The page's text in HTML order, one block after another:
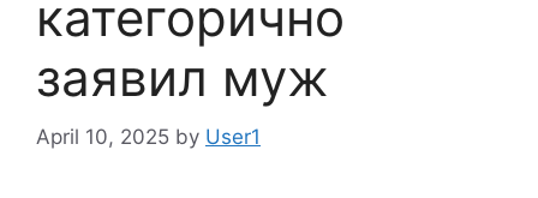
категорично
заявил муж
April 10, 2025 by User1